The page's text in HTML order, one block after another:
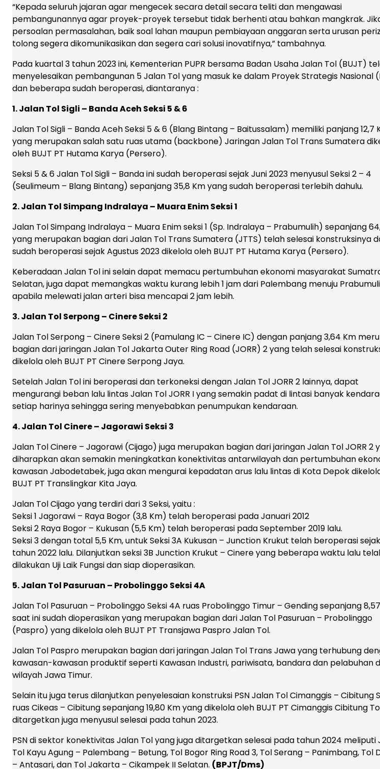
“Kepada seluruh jajaran agar mengecek secara detail secara teliti dan mengawasi
pembangunannya agar proyek-proyek tersebut tidak berhenti atau bahkan mangkrak.
persoalan permasalahan, baik soal lahan maupun pembiayaan anggaran serta urusan
tolong segera dikomunikasikan dan segera cari solusi inovatifnya,” tambahnya.
Pada kuartal 3 tahun 2023 ini, Kementerian PUPR bersama Badan Usaha Jalan Tol (BUJT)
menyelesaikan pembangunan 5 Jalan Tol yang masuk ke dalam Proyek Strategis Nasional
dan beberapa sudah beroperasi, diantaranya :
1. Jalan Tol Sigli – Banda Aceh Seksi 5 & 6
Jalan Tol Sigli – Banda Aceh Seksi 5 & 6 (Blang Bintang – Baitussalam) memiliki panjang 12,7
yang merupakan salah satu ruas utama (backbone) Jaringan Jalan Tol Trans Sumatera
oleh BUJT PT Hutama Karya (Persero).
Seksi 5 & 6 Jalan Tol Sigli – Banda ini sudah beroperasi sejak Juni 2023 menyusul Seksi 2 – 4
(Seulimeum – Blang Bintang) sepanjang 35,8 Km yang sudah beroperasi terlebih dahulu.
2. Jalan Tol Simpang Indralaya – Muara Enim Seksi 1
Jalan Tol Simpang Indralaya – Muara Enim seksi 1 (Sp. Indralaya – Prabumulih) sepanjang
yang merupakan bagian dari Jalan Tol Trans Sumatera (JTTS) telah selesai konstruksinya
sudah beroperasi sejak Agustus 2023 dikelola oleh BUJT PT Hutama Karya (Persero).
Keberadaan Jalan Tol ini selain dapat memacu pertumbuhan ekonomi masyarakat
Selatan, juga dapat memangkas waktu kurang lebih 1 jam dari Palembang menuju
apabila melewati jalan arteri bisa mencapai 2 jam lebih.
3. Jalan Tol Serpong – Cinere Seksi 2
Jalan Tol Serpong – Cinere Seksi 2 (Pamulang IC – Cinere IC) dengan panjang 3,64 Km
bagian dari jaringan Jalan Tol Jakarta Outer Ring Road (JORR) 2 yang telah selesai
dikelola oleh BUJT PT Cinere Serpong Jaya.
Setelah Jalan Tol ini beroperasi dan terkoneksi dengan Jalan Tol JORR 2 lainnya, dapat
mengurangi beban lalu lintas Jalan Tol JORR I yang semakin padat di lintasi banyak
setiap harinya sehingga sering menyebabkan penumpukan kendaraan.
4. Jalan Tol Cinere – Jagorawi Seksi 3
Jalan Tol Cinere – Jagorawi (Cijago) juga merupakan bagian dari jaringan Jalan Tol JORR 2
diharapkan akan semakin meningkatkan konektivitas antarwilayah dan pertumbuhan
kawasan Jabodetabek, juga akan mengurai kepadatan arus lalu lintas di Kota Depok
BUJT PT Translingkar Kita Jaya.
Jalan Tol Cijago yang terdiri dari 3 Seksi, yaitu :
Seksi 1 Jagorawi – Raya Bogor (3,8 Km) telah beroperasi pada Januari 2012
Seksi 2 Raya Bogor – Kukusan (5,5 Km) telah beroperasi pada September 2019 lalu.
Seksi 3 dengan total 5,5 Km, untuk Seksi 3A Kukusan – Junction Krukut telah beroperasi
tahun 2022 lalu. Dilanjutkan seksi 3B Junction Krukut – Cinere yang beberapa waktu lalu
dilakukan Uji Laik Fungsi dan siap dioperasikan.
5. Jalan Tol Pasuruan – Probolinggo Seksi 4A
Jalan Tol Pasuruan – Probolinggo Seksi 4A ruas Probolinggo Timur – Gending sepanjang
saat ini sudah dioperasikan yang merupakan bagian dari Jalan Tol Pasuruan – Probolinggo
(Paspro) yang dikelola oleh BUJT PT Transjawa Paspro Jalan Tol.
Jalan Tol Paspro merupakan bagian dari jaringan Jalan Tol Trans Jawa yang terhubung
kawasan-kawasan produktif seperti Kawasan Industri, pariwisata, bandara dan pelabuhan
wilayah Jawa Timur.
Selain itu juga terus dilanjutkan penyelesaian konstruksi PSN Jalan Tol Cimanggis – Cibitung
ruas Cikeas – Cibitung sepanjang 19,80 Km yang dikelola oleh BUJT PT Cimanggis Cibitung
ditargetkan juga menyusul selesai pada tahun 2023.
PSN di sektor konektivitas Jalan Tol yang juga ditargetkan selesai pada tahun 2024 meliputi
Tol Kayu Agung – Palembang – Betung, Tol Bogor Ring Road 3, Tol Serang – Panimbang, Tol
– Antasari, dan Tol Jakarta – Cikampek II Selatan. (BPJT/Dms)